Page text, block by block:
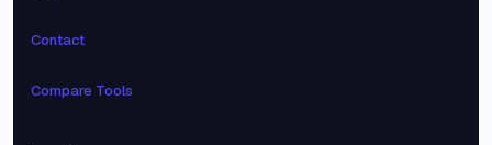
Contact
Compare Tools